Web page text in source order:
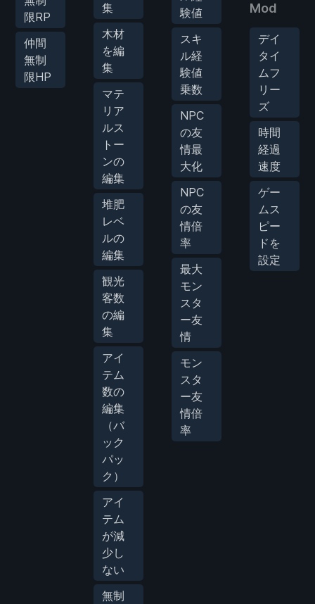
限RP
仲間
無制
限HP
集
木材
を編
集
マテ
リア
ルス
トー
ンの
編集
堆肥
レベ
ルの
編集
観光
客数
の編
集
アイ
テム
数の
編集
（バ
ック
パッ
ク）
アイ
テム
が減
少し
ない
無制
験値
スキ
ル経
験値
乗数
NPC
の友
情最
大化
NPC
の友
情倍
率
最大
モン
スタ
ー友
情
モン
スタ
ー友
情倍
率
Mod
デイ
タイ
ムフ
リー
ズ
時間
経過
速度
ゲー
ムス
ピー
ドを
設定